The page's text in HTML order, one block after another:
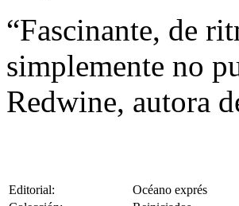
“Fascinante, de
simplemente no
Redwine, autora
Editorial:
Océano exprés